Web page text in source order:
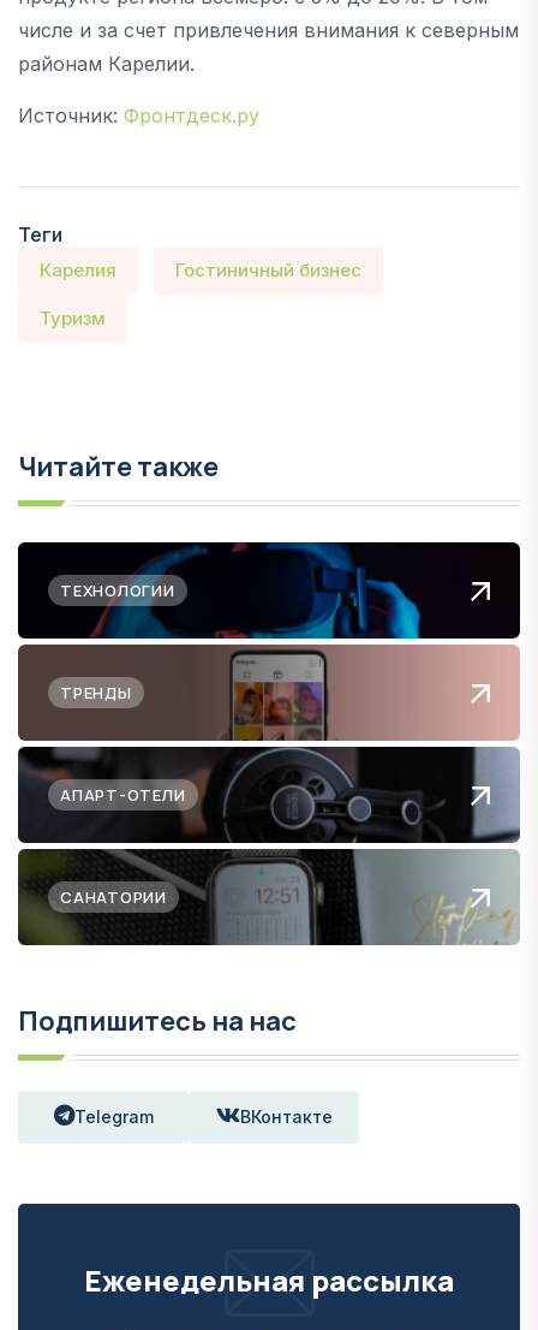
числе и за счет привлечения внимания к северным
районам Карелии.
Источник: Фронтдеск.ру
Теги
Карелия Гостиничный бизнес
Туризм
Читайте также
ТЕХНОЛОГИИ
ТРЕНДЫ
АПАРТ-ОТЕЛИ
САНАТОРИИ
Подпишитесь на нас
Telegram ВКонтакте
Еженедельная рассылка